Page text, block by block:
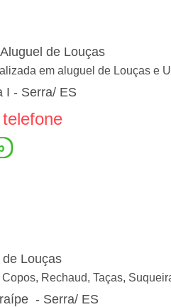
de Louças
em aluguel de Louças e
I - Serra/ ES
Louças
Copos, Rechaud, Taças,
- Serra/ ES